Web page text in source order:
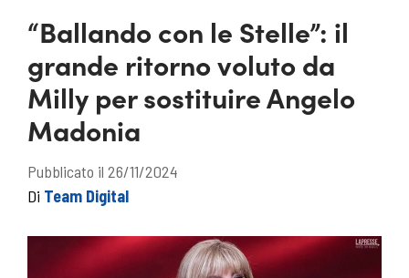
“Ballando con le Stelle”: il
grande ritorno voluto da
Milly per sostituire Angelo
Madonia
Pubblicato il 26/11/2024
Di Team Digital